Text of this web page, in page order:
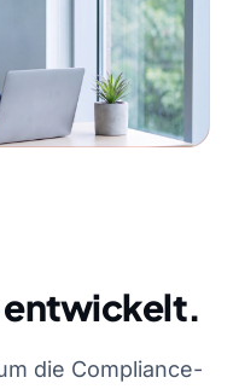
entwickelt.
die Compliance-